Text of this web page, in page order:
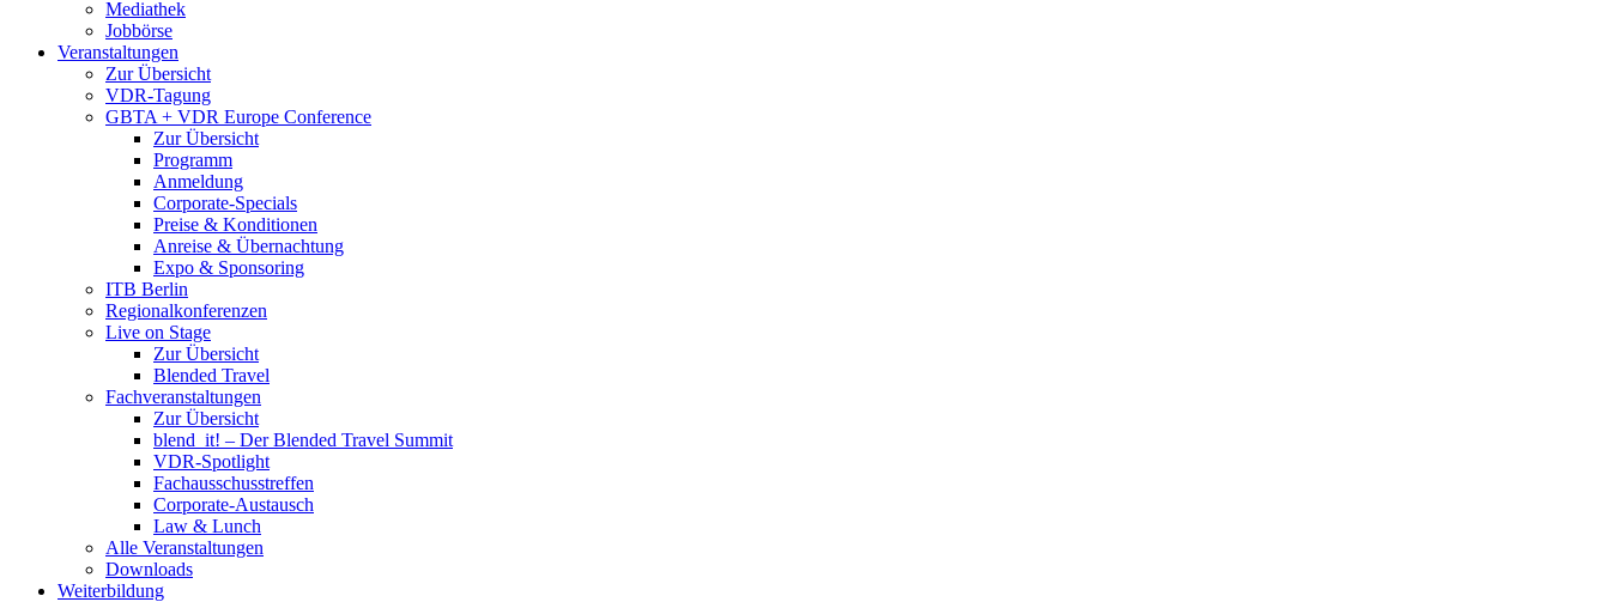
Mediathek
Jobbörse
Veranstaltungen
Zur Übersicht
VDR-Tagung
GBTA + VDR Europe Conference
Zur Übersicht
Programm
Anmeldung
Corporate-Specials
Preise & Konditionen
Anreise & Übernachtung
Expo & Sponsoring
ITB Berlin
Regionalkonferenzen
Live on Stage
Zur Übersicht
Blended Travel
Fachveranstaltungen
Zur Übersicht
blend_it! – Der Blended Travel Summit
VDR-Spotlight
Fachausschusstreffen
Corporate-Austausch
Law & Lunch
Alle Veranstaltungen
Downloads
Weiterbildung